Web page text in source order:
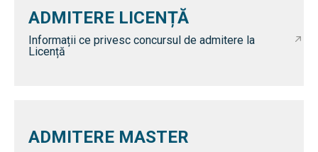
ADMITERE LICENȚĂ
Informații ce privesc concursul de admitere la
Licență
ADMITERE MASTER